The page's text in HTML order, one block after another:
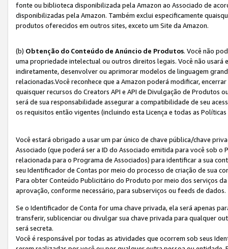
fonte ou biblioteca disponibilizada pela Amazon ao Associado de
disponibilizadas pela Amazon. Também exclui especificamente
produtos oferecidos em outros sites, exceto um Site da Amazon.
(b) Obtenção do Conteúdo de Anúncio de Produtos. Você não
uma propriedade intelectual ou outros direitos legais. Você não
indiretamente, desenvolver ou aprimorar modelos de linguagem
relacionadas.Você reconhece que a Amazon poderá modificar,
quaisquer recursos do Creators API e API de Divulgação de Produtos
será de sua responsabilidade assegurar a compatibilidade de seu
os requisitos então vigentes (incluindo esta Licença e todas as
Você estará obrigado a usar um par único de chave pública/chave
Associado (que poderá ser a ID do Associado emitida para você sob
relacionada para o Programa de Associados) para identificar a sua
seu Identificador de Contas por meio do processo de criação de sua
Para obter Conteúdo Publicitário do Produto por meio dos serviços
aprovação, conforme necessário, para subserviços ou feeds de dados.
Se o Identificador de Conta for uma chave privada, ela será apenas
transferir, sublicenciar ou divulgar sua chave privada para qualquer
será secreta.
Você é responsável por todas as atividades que ocorrem sob seus